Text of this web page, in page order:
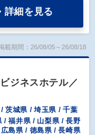
詳細を見る
載期間：26/08/05～26/08/18
ジネスホテル／
茨城県 / 埼玉県 / 千葉
/ 福井県 / 山梨県 / 長野
島県 / 徳島県 / 長崎県